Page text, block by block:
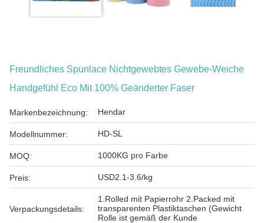
Freundliches Spunlace Nichtgewebtes Gewebe-Weiche
Handgefühl Eco Mit 100% Geänderter Faser
Markenbezeichnung: Hendar
Modellnummer: HD-SL
MOQ: 1000KG pro Farbe
Preis: USD2.1-3.6/kg
Verpackungsdetails:
1.Rolled mit Papierrohr 2.Packed mit
transparenten Plastiktaschen (Gewicht
Rolle ist gemäß der Kunde